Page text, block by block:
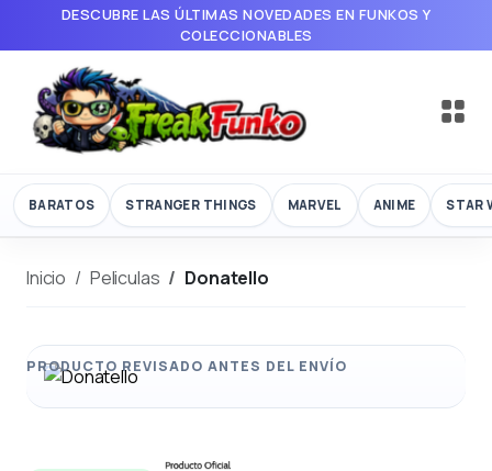
DESCUBRE LAS ÚLTIMAS NOVEDADES EN FUNKOS Y
COLECCIONABLES
BARATOS STRANGER THINGS MARVEL ANIME STAR
Inicio Peliculas Donatello